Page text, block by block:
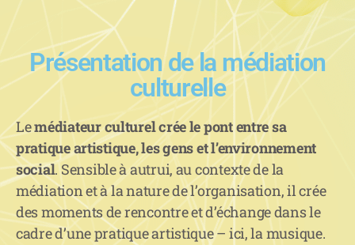
Présentation de la médiation
culturelle
Lemédiateur culturel crée le pont entre sa
pratique artistique, les gens et l’environnement
social. Sensible à autrui, au contexte de la
médiation et à la nature de l’organisation, il crée
des moments de rencontre et d’échange dans le
cadre d’une pratique artistique – ici, la musique.